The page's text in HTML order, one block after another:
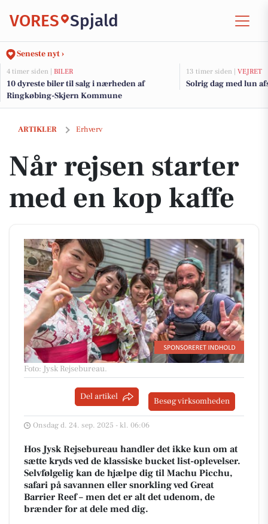
VORES Spjald
Seneste nyt ›
4 timer siden | BILER
10 dyreste biler til salg i nærheden af
Ringkøbing-Skjern Kommune
13 timer siden | VEJRET
Solrig dag med lun
ARTIKLER Erhverv
Når rejsen starter med en kop kaffe
Når rejsen starter
med en kop kaffe
Foto: Jysk Rejsebureau.
Del artikel Besøg virksomheden
Onsdag d. 24. sep. 2025 - kl. 06:06
Hos Jysk Rejsebureau handler det ikke kun om at
sætte kryds ved de klassiske bucket list-oplevelser.
Selvfølgelig kan de hjælpe dig til Machu Picchu,
safari på savannen eller snorkling ved Great
Barrier Reef – men det er alt det udenom, de
brænder for at dele med dig.